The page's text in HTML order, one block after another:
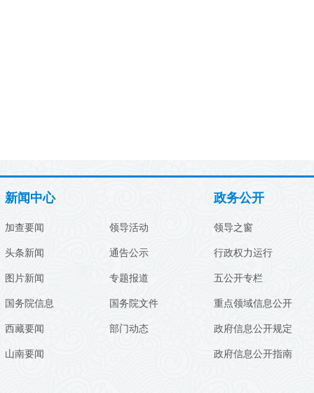
新闻中心
加查要闻
头条新闻
图片新闻
国务院信息
西藏要闻
山南要闻
领导活动
通告公示
专题报道
国务院文件
部门动态
政务公开
领导之窗
行政权力运行
五公开专栏
重点领域信息公开
政府信息公开规定
政府信息公开指南